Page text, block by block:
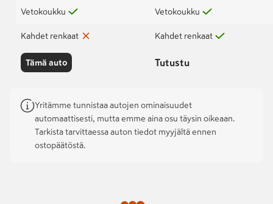
Vetokoukku
Kahdet renkaat
Tämä auto
Vetokoukku
Kahdet renkaat
Tutustu
Yritämme tunnistaa autojen ominaisuudet
automaattisesti, mutta emme aina osu täysin oikeaan.
Tarkista tarvittaessa auton tiedot myyjältä ennen
ostopäätöstä.